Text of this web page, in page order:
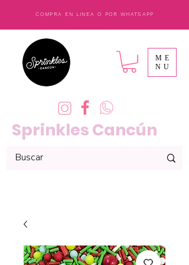
COMPRA EN LINEA O POR WHATSAPP
Sprinkles Cancún
ME
NU